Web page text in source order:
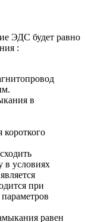
ЭДС будет равно
:
в
в условиях
при
равен